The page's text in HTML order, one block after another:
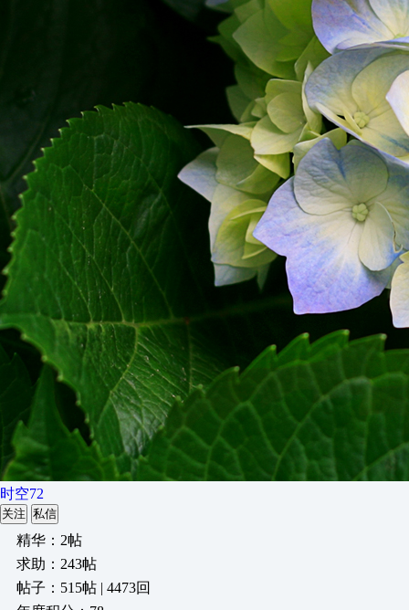
时空72
关注 私信
精华：2帖
求助：243帖
帖子：515帖 | 4473回